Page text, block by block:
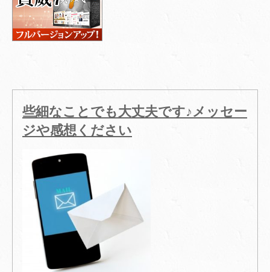
些細なことでも大丈夫です♪メッセー
ジや感想ください